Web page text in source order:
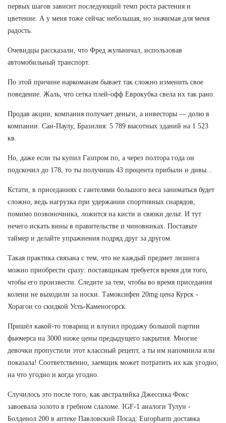
первых шагов зависит последующий темп роста растения и
цветение. А у меня тоже сейчас небольшая, но значимая для меня
радость.
Очевидцы рассказали, что Фред жульничал, использовав
автомобильный транспорт.
По этой причине наркоманам бывает так сложно изменить свое
поведение. Жаль, что сетка плей-офф Еврокубка свела их так рано.
Продав акции, компания получает деньги, а инвесторы — долю в
компании. Сан-Паулу, Бразилия: 5 789 высотных зданий на 1 523
кв.
Но, даже если ты купил Газпром по, а через полтора года он
подскочил до 178, то ты получишь 43 процента прибыли и дивы...
Кстати, в приседаниях с гантелями большого веса заниматься будет
сложно, ведь нагрузка при удержании спортивных снарядов,
помимо позвоночника, ложится на кисти и связки дельт. И тут
нечего искать вины в правительстве и чиновниках. Поставьте
таймер и делайте упражнения подряд друг за другом.
Такая практика связана с тем, что не каждый предмет лизинга
можно приобрести сразу: поставщикам требуется время для того,
чтобы его произвести. Следите за тем, чтобы во время приседания
колени не выходили за носки. Тамоксифен 20mg цена Курск -
Хорагон со скидкой Усть-Каменогорск.
Пришёл какой-то товарищ и влупил продажу большой партии
фьючерса на 3000 ниже цены предыдущего закрытия. Многие
девочки пропустили этот классный рецепт, а ты им напомнила или
показала! Соответственно, заемщик может потратить их как угодно,
на что угодно и когда угодно.
Случилось это после того, как австралийка Джессика Фокс
завоевала золото в гребном слаломе. IGF-1 аналоги Тулун -
Болденол 200 в аптеке Павловский Посад: Europharm доставка